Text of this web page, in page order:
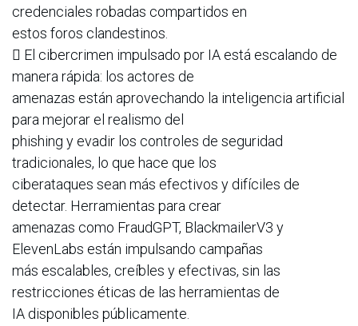
credenciales robadas compartidos en
estos foros clandestinos.
 El cibercrimen impulsado por IA está escalando de
manera rápida: los actores de
amenazas están aprovechando la inteligencia artificial
para mejorar el realismo del
phishing y evadir los controles de seguridad
tradicionales, lo que hace que los
ciberataques sean más efectivos y difíciles de
detectar. Herramientas para crear
amenazas como FraudGPT, BlackmailerV3 y
ElevenLabs están impulsando campañas
más escalables, creíbles y efectivas, sin las
restricciones éticas de las herramientas de
IA disponibles públicamente.